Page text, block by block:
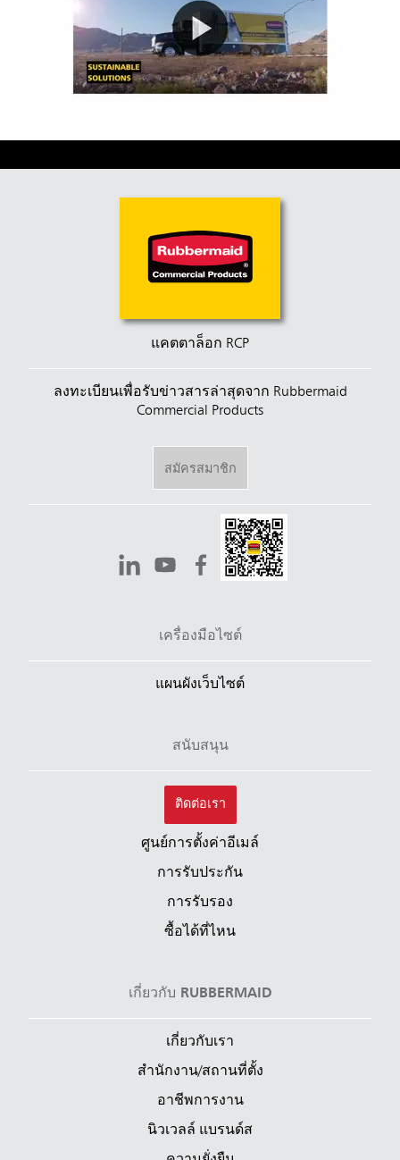
แคตตาล็อก RCP
ลงทะเบียนเพื่อรับข่าวสารล่าสุดจาก Rubbermaid
Commercial Products
สมัครสมาชิก
เครื่องมือไซต์
แผนผังเว็บไซต์
สนับสนุน
ติดต่อเรา
ศูนย์การตั้งค่าอีเมล์
การรับประกัน
การรับรอง
ซื้อได้ที่ไหน
เกี่ยวกับ RUBBERMAID
เกี่ยวกับเรา
สำนักงาน/สถานที่ตั้ง
อาชีพการงาน
นิวเวลล์ แบรนด์ส